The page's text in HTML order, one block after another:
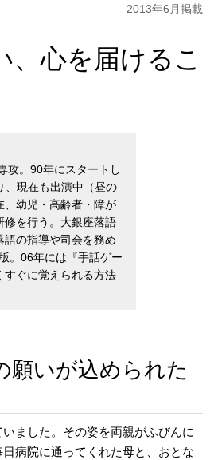
2013年6月掲載
心を届けるこ
攻。90年にスタートし
、現在も出演中（昼の
、幼児・高齢者・障が
修を行う。大銀座落語
の指導や司会を務め
。06年には『手話ゲー
すぐに覚えられる方法
願いが込められた
ました。その姿を両親がふびんに
病院に通ってくれた母と、おとな